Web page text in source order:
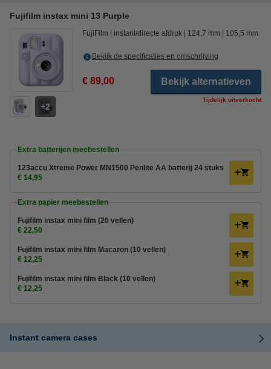
Fujifilm instax mini 13 Purple
2
FujiFilm instant/directe afdruk 124,7 mm 105,5 mm
Bekijk de specificaties en omschrijving
€ 89,00 Bekijk alternatieven
Tijdelijk uitverkocht
Extra batterijen meebestellen
123accu Xtreme Power MN1500 Penlite AA batterij 24 stuks
€ 14,95
Extra papier meebestellen
Fujifilm instax mini film (20 vellen)
€ 22,50
Fujifilm instax mini film Macaron (10 vellen)
€ 12,25
Fujifilm instax mini film Black (10 vellen)
€ 12,25
Instant camera cases